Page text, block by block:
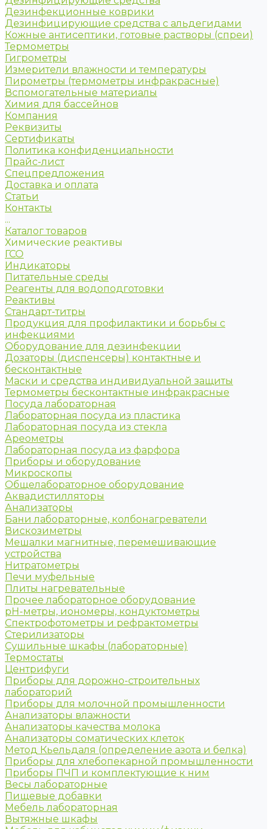
Дезинфекционные коврики
Дезинфицирующие средства с альдегидами
Кожные антисептики, готовые растворы (спреи)
Термометры
Гигрометры
Измерители влажности и температуры
Пирометры (термометры инфракрасные)
Вспомогательные материалы
Химия для бассейнов
Компания
Реквизиты
Сертификаты
Политика конфиденциальности
Прайс-лист
Спецпредложения
Доставка и оплата
Статьи
Контакты
...
Каталог товаров
Химические реактивы
ГСО
Индикаторы
Питательные среды
Реагенты для водоподготовки
Реактивы
Стандарт-титры
Продукция для профилактики и борьбы с
инфекциями
Оборудование для дезинфекции
Дозаторы (диспенсеры) контактные и
бесконтактные
Маски и средства индивидуальной защиты
Термометры бесконтактные инфракрасные
Посуда лабораторная
Лабораторная посуда из пластика
Лабораторная посуда из стекла
Ареометры
Лабораторная посуда из фарфора
Приборы и оборудование
Микроскопы
Общелабораторное оборудование
Аквадистилляторы
Анализаторы
Бани лабораторные, колбонагреватели
Вискозиметры
Мешалки магнитные, перемешивающие
устройства
Нитратометры
Печи муфельные
Плиты нагревательные
Прочее лабораторное оборудование
рН-метры, иономеры, кондуктометры
Спектрофотометры и рефрактометры
Стерилизаторы
Сушильные шкафы (лабораторные)
Термостаты
Центрифуги
Приборы для дорожно-строительных
лабораторий
Приборы для молочной промышленности
Анализаторы влажности
Анализаторы качества молока
Анализаторы соматических клеток
Метод Кьельдаля (определение азота и белка)
Приборы для хлебопекарной промышленности
Приборы ПЧП и комплектующие к ним
Весы лабораторные
Пищевые добавки
Мебель лабораторная
Вытяжные шкафы